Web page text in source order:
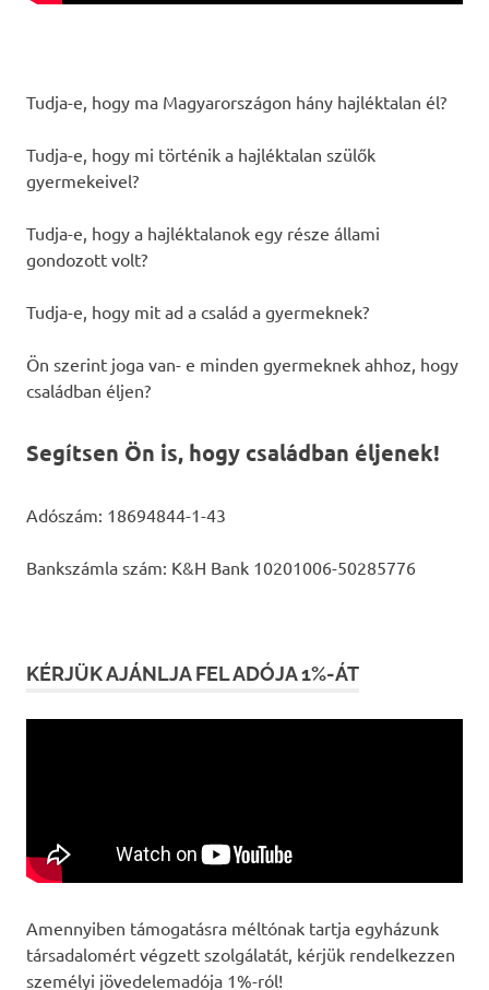
Tudja-e, hogy ma Magyarországon hány hajléktalan él?
Tudja-e, hogy mi történik a hajléktalan szülők
gyermekeivel?
Tudja-e, hogy a hajléktalanok egy része állami
gondozott volt?
Tudja-e, hogy mit ad a család a gyermeknek?
Ön szerint joga van- e minden gyermeknek ahhoz, hogy
családban éljen?
Segítsen Ön is, hogy családban éljenek!
Adószám: 18694844-1-43
Bankszámla szám: K&H Bank 10201006-50285776
KÉRJÜK AJÁNLJA FEL ADÓJA 1%-ÁT
Amennyiben támogatásra méltónak tartja egyházunk
társadalomért végzett szolgálatát, kérjük rendelkezzen
személyi jövedelemadója 1%-ról!